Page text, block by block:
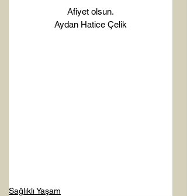
Afiyet olsun.
Aydan Hatice Çelik
Sağlıklı Yaşam